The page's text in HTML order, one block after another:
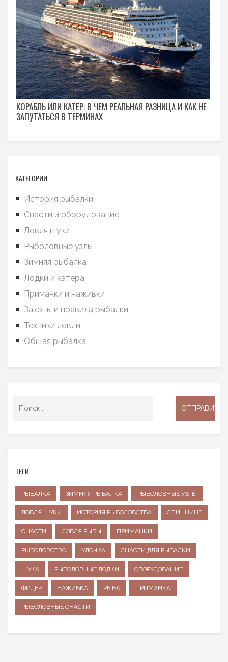
КОРАБЛЬ ИЛИ КАТЕР: В ЧЕМ РЕАЛЬНАЯ РАЗНИЦА И КАК НЕ
ЗАПУТАТЬСЯ В ТЕРМИНАХ
КАТЕГОРИИ
История рыбалки
Снасти и оборудование
Ловля щуки
Рыболовные узлы
Зимняя рыбалка
Лодки и катера
Приманки и наживки
Законы и правила рыбалки
Техники ловли
Общая рыбалка
ТЕГИ
РЫБАЛКА ЗИМНЯЯ РЫБАЛКА РЫБОЛОВНЫЕ УЗЛЫ
ЛОВЛЯ ЩУКИ ИСТОРИЯ РЫБОЛОВСТВА СПИННИНГ
СНАСТИ ЛОВЛЯ РЫБЫ ПРИМАНКИ
РЫБОЛОВСТВО УДОЧКА СНАСТИ ДЛЯ РЫБАЛКИ
ЩУКА РЫБОЛОВНЫЕ ЛОДКИ ОБОРУДОВАНИЕ
ФИДЕР НАЖИВКА РЫБА ПРИМАНКА
РЫБОЛОВНЫЕ СНАСТИ